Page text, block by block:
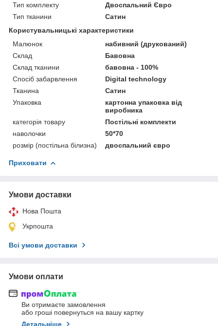
Тип комплекту
Двоспальний Євро
Тип тканини
Сатин
Користувальницькі характеристики
Малюнок
набивний (друкований)
Склад
Бавовна
Склад тканини
бавовна - 100%
Спосіб забарвлення
Digital technology
Тканина
Сатин
Упаковка
картонна упаковка від
виробника
категорія товару
Постільні комплекти
наволочки
50*70
розмір (постільна білизна)
двоспальний євро
Приховати
Умови доставки
Нова Пошта
Укрпошта
Всі умови доставки
Умови оплати
Ви отримаєте замовлення
або гроші повернуться на вашу картку
Детальніше